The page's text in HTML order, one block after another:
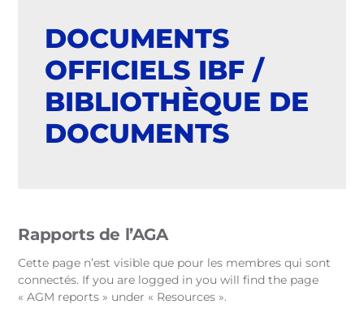
DOCUMENTS
OFFICIELS IBF /
BIBLIOTHÈQUE DE
DOCUMENTS
Rapports de l’AGA
Cette page n’est visible que pour les membres qui sont
connectés. If you are logged in you will find the page
« AGM reports » under « Resources ».